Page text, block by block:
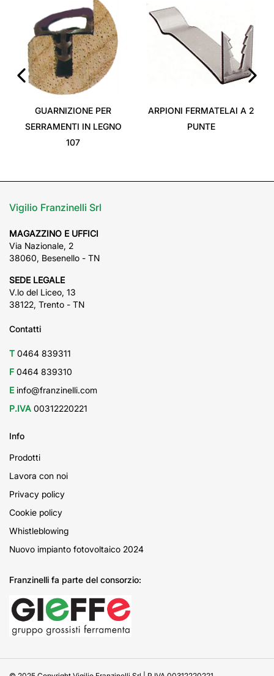
GUARNIZIONE PER
SERRAMENTI IN LEGNO
107
ARPIONI FERMATELAI A 2
PUNTE
Vigilio Franzinelli Srl
MAGAZZINO E UFFICI
Via Nazionale, 2
38060, Besenello - TN
SEDE LEGALE
V.lo del Liceo, 13
38122, Trento - TN
Contatti
T 0464 839311
F 0464 839310
E info@franzinelli.com
P.IVA 00312220221
Info
Prodotti
Lavora con noi
Privacy policy
Cookie policy
Whistleblowing
Nuovo impianto fotovoltaico 2024
Franzinelli fa parte del consorzio: